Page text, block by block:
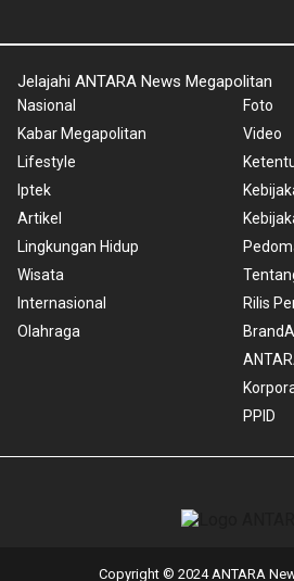
Jelajahi ANTARA News Megapolitan
Nasional
Kabar Megapolitan
Lifestyle
Iptek
Artikel
Lingkungan Hidup
Wisata
Internasional
Olahraga
Foto
Video
Rilis
BrandA
PPID
Copyright © 2024 ANTARA